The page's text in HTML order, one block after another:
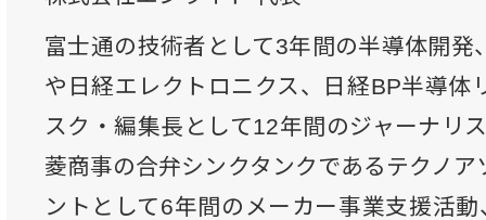
富士通の技術者として3年間の半導体開発
や日経エレクトロニクス、日経BP半導体
スク・編集長として12年間のジャーナリ
菱商事の合弁シンクタンクであるテクノ
ントとして6年間のメーカー事業支援活